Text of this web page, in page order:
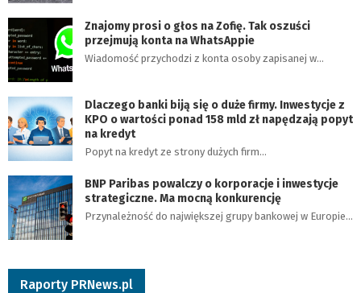
Znajomy prosi o głos na Zofię. Tak oszuści
przejmują konta na WhatsAppie
Wiadomość przychodzi z konta osoby zapisanej w…
Dlaczego banki biją się o duże firmy. Inwestycje z
KPO o wartości ponad 158 mld zł napędzają popyt
na kredyt
Popyt na kredyt ze strony dużych firm…
BNP Paribas powalczy o korporacje i inwestycje
strategiczne. Ma mocną konkurencję
Przynależność do największej grupy bankowej w Europie…
Raporty PRNews.pl